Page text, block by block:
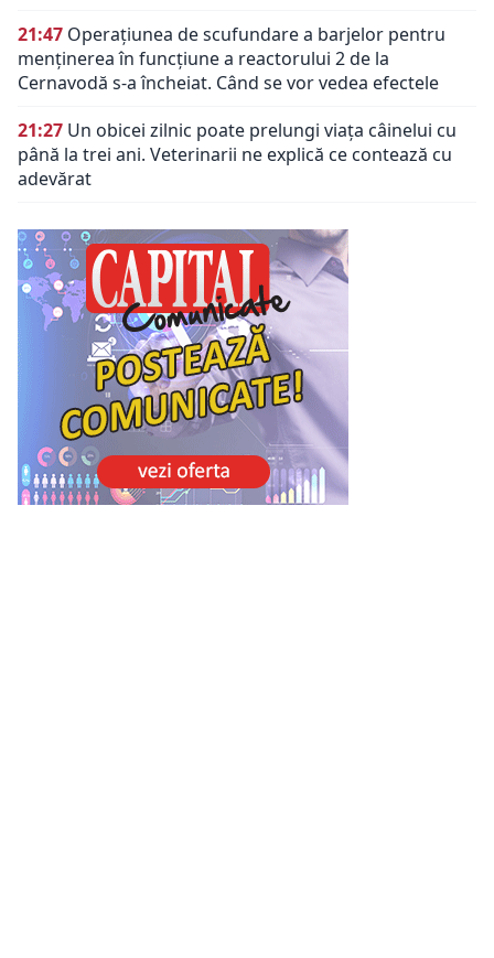
21:47 Operațiunea de scufundare a barjelor pentru
menținerea în funcțiune a reactorului 2 de la
Cernavodă s-a încheiat. Când se vor vedea efectele
21:27 Un obicei zilnic poate prelungi viața câinelui cu
până la trei ani. Veterinarii ne explică ce contează cu
adevărat